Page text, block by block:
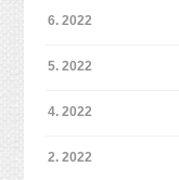
6. 2022
5. 2022
4. 2022
2. 2022